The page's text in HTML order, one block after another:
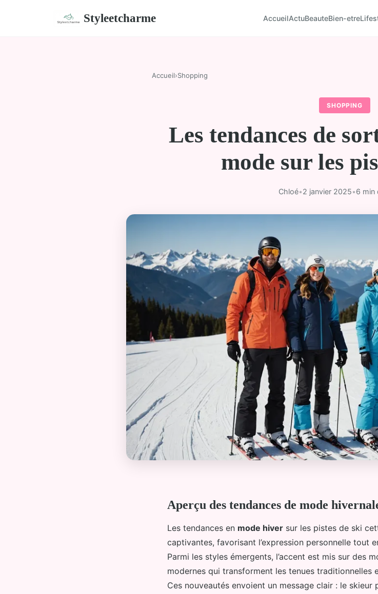
Styleetcharme AccueilActuBeauteBien-etre
Accueil›Shopping
SHOPPING
Les tendances de
mode sur les
Chloé•2 janvier 2025•6 min
Aperçu des tendances de mode
Les tendances en mode hiver sur les pistes de ski
captivantes, favorisant l’expression personnelle tout
Parmi les styles émergents, l’accent est mis sur des
modernes qui transforment les tenues traditionnelles
Ces nouveautés envoient un message clair : le